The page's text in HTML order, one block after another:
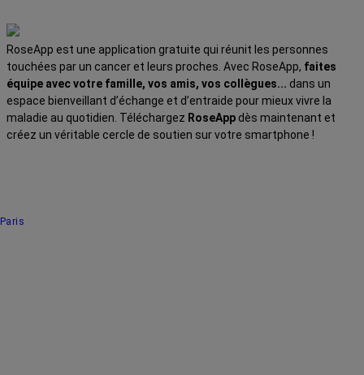
RoseApp est une application gratuite qui réunit les personnes
touchées par un cancer et leurs proches. Avec RoseApp, faites
équipe avec votre famille, vos amis, vos collègues... dans un
espace bienveillant d’échange et d’entraide pour mieux vivre la
maladie au quotidien. Téléchargez RoseApp dès maintenant et
créez un véritable cercle de soutien sur votre smartphone !
Paris